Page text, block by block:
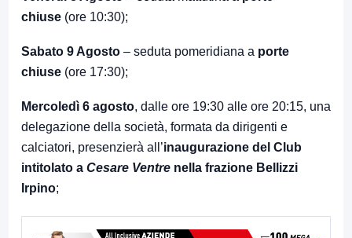
chiuse (ore 10:30);
Sabato 9 Agosto – seduta pomeridiana a porte
chiuse (ore 17:30);
Mercoledì 6 agosto, dalle ore 19:30 alle ore 20:15, una
delegazione della società, formata da dirigenti e
calciatori, presenzierà all’inaugurazione del Club
intitolato a Cesare Ventre nella frazione Bellizzi
Irpino;